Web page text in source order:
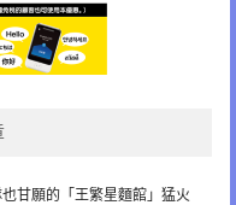
甘願的「王繁星麵館」猛火